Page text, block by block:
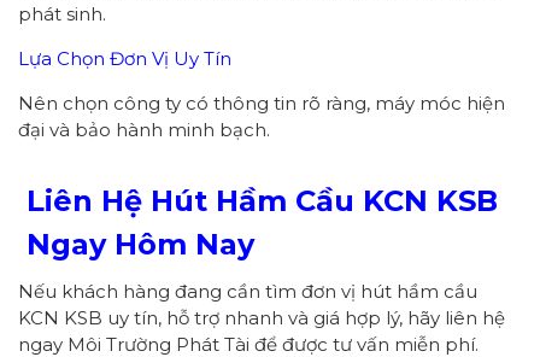
phát sinh.
Lựa Chọn Đơn Vị Uy Tín
Nên chọn công ty có thông tin rõ ràng, máy móc hiện
đại và bảo hành minh bạch.
Liên Hệ Hút Hầm Cầu KCN KSB
Ngay Hôm Nay
Nếu khách hàng đang cần tìm đơn vị hút hầm cầu
KCN KSB uy tín, hỗ trợ nhanh và giá hợp lý, hãy liên hệ
ngay Môi Trường Phát Tài để được tư vấn miễn phí.